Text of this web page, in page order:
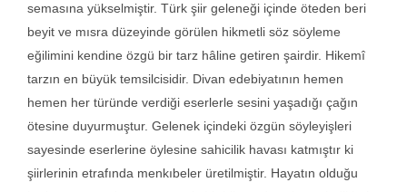
semasına yükselmiştir. Türk şiir geleneği içinde öteden beri
beyit ve mısra düzeyinde görülen hikmetli söz söyleme
eğilimini kendine özgü bir tarz hâline getiren şairdir. Hikemî
tarzın en büyük temsilcisidir. Divan edebiyatının hemen
hemen her türünde verdiği eserlerle sesini yaşadığı çağın
ötesine duyurmuştur. Gelenek içindeki özgün söyleyişleri
sayesinde eserlerine öylesine sahicilik havası katmıştır ki
şiirlerinin etrafında menkıbeler üretilmiştir. Hayatın olduğu